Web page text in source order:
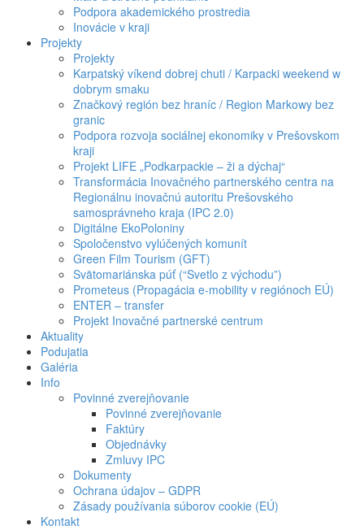
Podpora akademického prostredia
Inovácie v kraji
Projekty
Projekty
Karpatský víkend dobrej chuti / Karpacki weekend w
dobrym smaku
Značkový región bez hraníc / Region Markowy bez
granic
Podpora rozvoja sociálnej ekonomiky v Prešovskom
kraji
Projekt LIFE „Podkarpackie – ži a dýchaj“
Transformácia Inovačného partnerského centra na
Regionálnu inovačnú autoritu Prešovského
samosprávneho kraja (IPC 2.0)
Digitálne EkoPoloniny
Spoločenstvo vylúčených komunít
Green Film Tourism (GFT)
Svätomariánska púť (“Svetlo z východu”)
Prometeus (Propagácia e-mobility v regiónoch EÚ)
ENTER – transfer
Projekt Inovačné partnerské centrum
Aktuality
Podujatia
Galéria
Info
Povinné zverejňovanie
Povinné zverejňovanie
Faktúry
Objednávky
Zmluvy IPC
Dokumenty
Ochrana údajov – GDPR
Zásady používania súborov cookie (EÚ)
Kontakt